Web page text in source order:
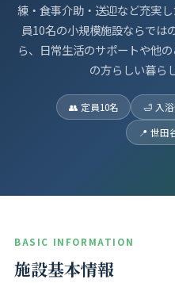
練・食事介助・送迎など充実
員10名の小規模施設ならでは
ら、日常生活のサポートや他
の方らしい暮ら
👥 定員10名 🛁 入
📍 世田
BASIC INFORMATION
施設基本情報